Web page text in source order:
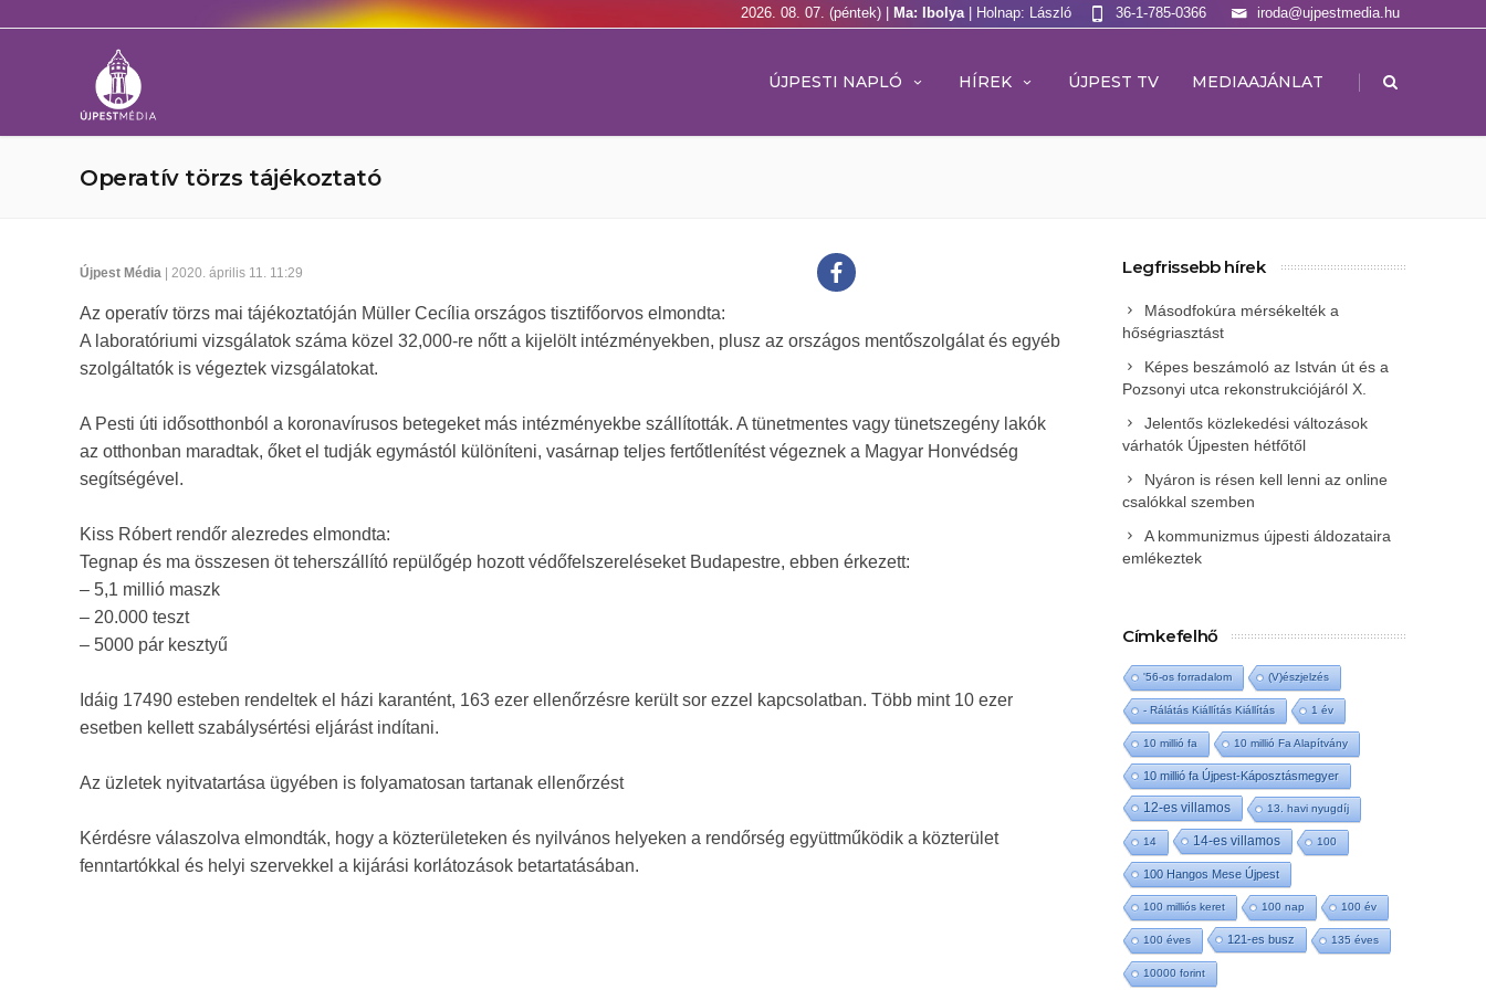
2026. 08. 07. (péntek) | Ma: Ibolya | Holnap: László iroda@ujpestmedia.hu
36-1-785-0366
ÚJPESTI NAPLÓ HÍREK ÚJPEST TV MEDIAAJÁNLAT |
Operatív törzs tájékoztató
Újpest Média | 2020. április 11. 11:29
Az operatív törzs mai tájékoztatóján Müller Cecília országos tisztifőorvos elmondta:
A laboratóriumi vizsgálatok száma közel 32,000-re nőtt a kijelölt intézményekben, plusz az országos mentőszolgálat és egyéb
szolgáltatók is végeztek vizsgálatokat.
A Pesti úti idősotthonból a koronavírusos betegeket más intézményekbe szállították. A tünetmentes vagy tünetszegény lakók
az otthonban maradtak, őket el tudják egymástól különíteni, vasárnap teljes fertőtlenítést végeznek a Magyar Honvédség
segítségével.
Kiss Róbert rendőr alezredes elmondta:
Tegnap és ma összesen öt teherszállító repülőgép hozott védőfelszereléseket Budapestre, ebben érkezett:
– 5,1 millió maszk
– 20.000 teszt
– 5000 pár kesztyű
Idáig 17490 esteben rendeltek el házi karantént, 163 ezer ellenőrzésre került sor ezzel kapcsolatban. Több mint 10 ezer
esetben kellett szabálysértési eljárást indítani.
Az üzletek nyitvatartása ügyében is folyamatosan tartanak ellenőrzést
Kérdésre válaszolva elmondták, hogy a közterületeken és nyilvános helyeken a rendőrség együttműködik a közterület
fenntartókkal és helyi szervekkel a kijárási korlátozások betartatásában.
Legfrissebb hírek
Másodfokúra mérsékelték a
hőségriasztást
Képes beszámoló az István út és a
Pozsonyi utca rekonstrukciójáról X.
Jelentős közlekedési változások
várhatók Újpesten hétfőtől
Nyáron is résen kell lenni az online
csalókkal szemben
A kommunizmus újpesti áldozataira
emlékeztek
Címkefelhő
'56-os forradalom (V)észjelzés
- Rálátás Kiállítás Kiállítás 1 év
10 millió fa 10 millió Fa Alapítvány
10 millió fa Újpest-Káposztásmegyer
12-es villamos 13. havi nyugdíj
14 14-es villamos 100
100 Hangos Mese Újpest
100 milliós keret 100 nap 100 év
100 éves 121-es busz 135 éves
10000 forint